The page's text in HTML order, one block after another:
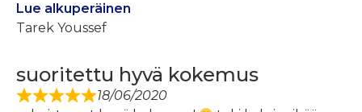
Lue alkuperäinen
Tarek Youssef
suoritettu hyvä kokemus
18/06/2020